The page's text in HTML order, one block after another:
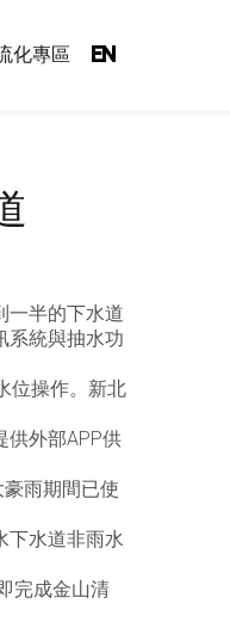
化專區 EN
一半的下水道
系統與抽水功
位操作。新北
供外部APP供
雨期間已使
下水道非雨水
完成金山清